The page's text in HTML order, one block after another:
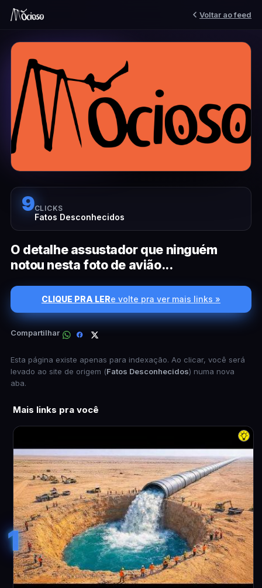
Voltar ao feed
9CLICKS
Fatos Desconhecidos
O detalhe assustador que ninguém
notou nesta foto de avião...
CLIQUE PRA LERe volte pra ver mais links »
Compartilhar
Esta página existe apenas para indexação. Ao clicar, você será
levado ao site de origem (Fatos Desconhecidos) numa nova
aba.
Mais links pra você
1